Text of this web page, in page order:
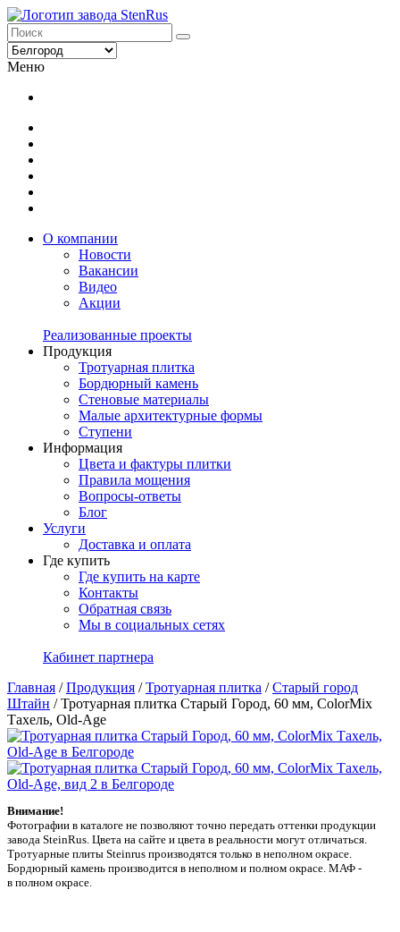
Меню
О компании
Новости
Вакансии
Видео
Акции
Реализованные проекты
Продукция
Тротуарная плитка
Бордюрный камень
Стеновые материалы
Малые архитектурные формы
Ступени
Информация
Цвета и фактуры плитки
Правила мощения
Вопросы-ответы
Блог
Услуги
Доставка и оплата
Где купить
Где купить на карте
Контакты
Обратная связь
Мы в социальных сетях
Кабинет партнера
Главная /Продукция /Тротуарная плитка /Старый город
Штайн /Тротуарная плитка Старый Город, 60 мм, ColorMix
Тахель, Old-Age
Внимание!
Фотографии в каталоге не позволяют точно передать оттенки продукции
заводa SteinRus. Цвета на сайте и цвета в реальности могут отличаться.
Тротуарные плиты Steinrus производятся только в неполном окрасе.
Бордюрный камень производится в неполном и полном окрасе. МАФ -
в полном окрасе.